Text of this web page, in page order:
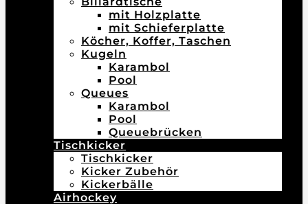
mit Holzplatte
mit Schieferplatte
Köcher, Koffer, Taschen
Kugeln
Karambol
Pool
Queues
Karambol
Pool
Queuebrücken
Tischkicker
Tischkicker
Kicker Zubehör
Kickerbälle
Airhockey